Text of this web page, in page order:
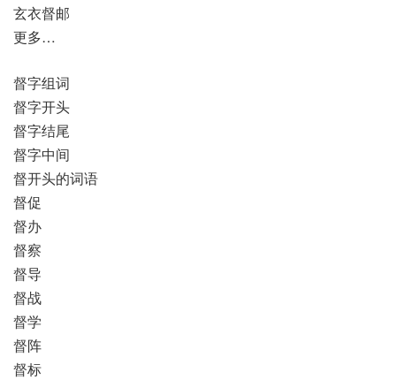
玄衣督邮
更多…
督字组词
督字开头
督字结尾
督字中间
督开头的词语
督促
督办
督察
督导
督战
督学
督阵
督标